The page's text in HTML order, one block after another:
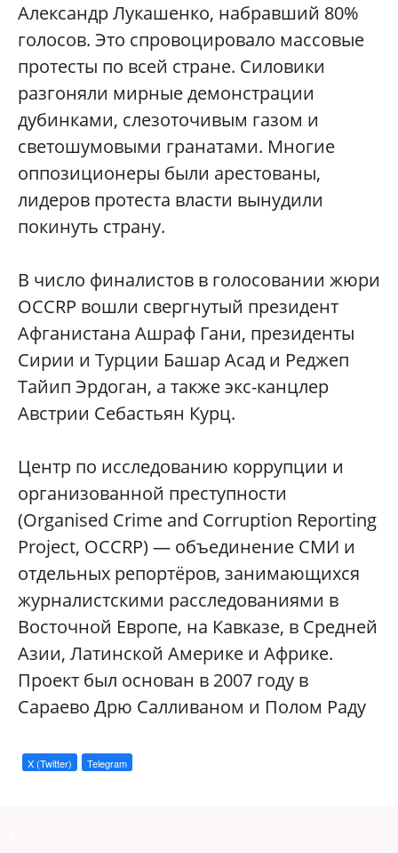
Александр Лукашенко, набравший 80%
голосов. Это спровоцировало массовые
протесты по всей стране. Силовики
разгоняли мирные демонстрации
дубинками, слезоточивым газом и
светошумовыми гранатами. Многие
оппозиционеры были арестованы,
лидеров протеста власти вынудили
покинуть страну.
В число финалистов в голосовании жюри
OCCRP вошли свергнутый президент
Афганистана Ашраф Гани, президенты
Сирии и Турции Башар Асад и Реджеп
Тайип Эрдоган, а также экс-канцлер
Австрии Себастьян Курц.
Центр по исследованию коррупции и
организованной преступности
(Organised Crime and Corruption Reporting
Project, OCCRP) — объединение СМИ и
отдельных репортёров, занимающихся
журналистскими расследованиями в
Восточной Европе, на Кавказе, в Средней
Азии, Латинской Америке и Африке.
Проект был основан в 2007 году в
Сараево Дрю Салливаном и Полом Раду
X (Twitter) Telegram